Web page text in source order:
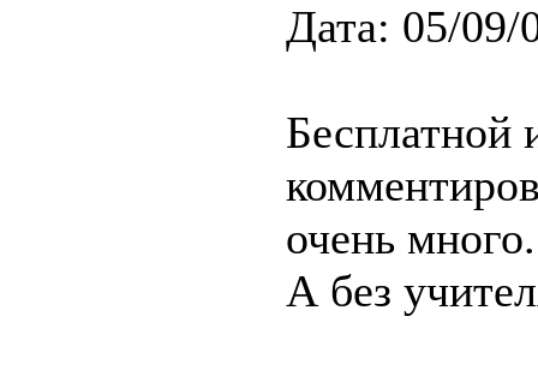
Дата: 05/09/
Бесплатной
очень много.
А без